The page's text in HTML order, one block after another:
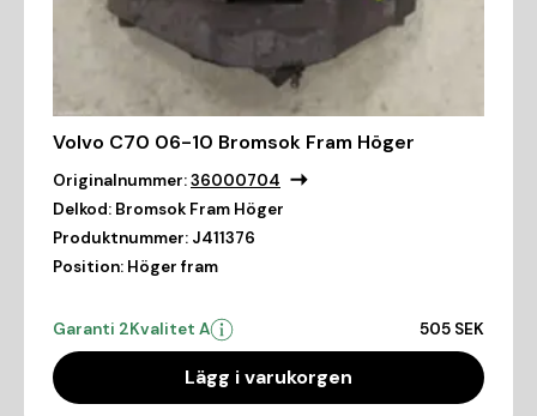
Volvo C70 06-10 Bromsok Fram Höger
Originalnummer:36000704
Delkod: Bromsok Fram Höger
Produktnummer: J411376
Position: Höger fram
Garanti 2Kvalitet A 505 SEK
Lägg i varukorgen